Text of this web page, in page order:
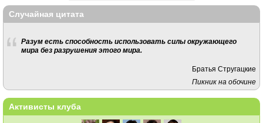
Случайная цитата
Разум есть способность использовать силы окружающего
мира без разрушения этого мира.
Братья Стругацкие
Пикник на обочине
Активисты клуба